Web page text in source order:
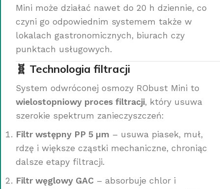
Mini może działać nawet do 20 h dziennie, co
czyni go odpowiednim systemem także w
lokalach gastronomicznych, biurach czy
punktach usługowych.
🧬 Technologia filtracji
System odwróconej osmozy RObust Mini to
wielostopniowy proces filtracji, który usuwa
szerokie spektrum zanieczyszczeń:
Filtr wstępny PP 5 µm – usuwa piasek, muł,
rdzę i większe cząstki mechaniczne, chroniąc
dalsze etapy filtracji.
Filtr węglowy GAC – absorbuje chlor i